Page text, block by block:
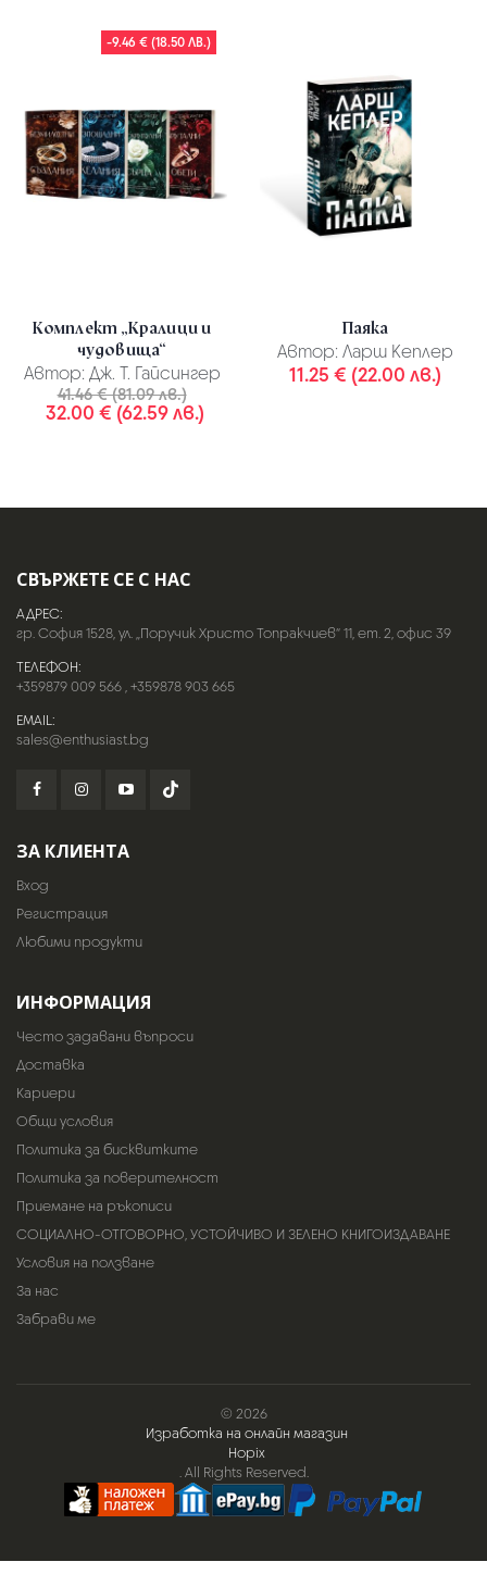
-9.46 € (18.50 ЛВ.)
Комплект „Кралици и
чудовища“
Автор: Дж. Т. Гайсингер
41.46 € (81.09 лв.)
32.00 € (62.59 лв.)
Паяка
Автор: Ларш Кеплер
11.25 € (22.00 лв.)
СВЪРЖЕТЕ СЕ С НАС
АДРЕС:
гр. София 1528, ул. „Поручик Христо Топракчиев“ 11, ет. 2, офис 39
ТЕЛЕФОН:
+359879 009 566,+359878 903 665
EMAIL:
sales@enthusiast.bg
ЗА КЛИЕНТА
Вход
Регистрация
Любими продукти
ИНФОРМАЦИЯ
Често задавани въпроси
Доставка
Кариери
Общи условия
Политика за бисквитките
Политика за поверителност
Приемане на ръкописи
СОЦИАЛНО-ОТГОВОРНО, УСТОЙЧИВО И ЗЕЛЕНО КНИГОИЗДАВАНЕ
Условия на ползване
За нас
Забрави ме
© 2026
Изработка на онлайн магазин
Hopix
. All Rights Reserved.